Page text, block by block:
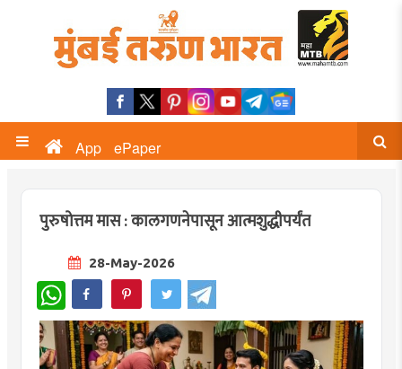
App ePaper
पुरुषोत्तम मास : कालगणनेपासून आत्मशुद्धीपर्यंत
28-May-2026
WhatsApp